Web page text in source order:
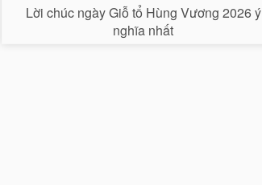
Lời chúc ngày Giỗ tổ Hùng Vương 2026 ý
nghĩa nhất